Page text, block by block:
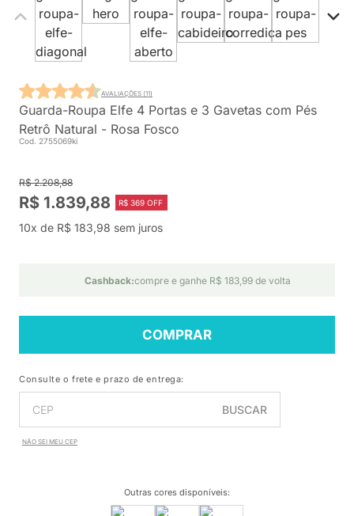
Guarda-Roupa Elfe 4 Portas e 3 Gavetas com Pés
Retrô Natural - Rosa Fosco
Cod. 2755069ki
AVALIAÇÕES (11)
R$ 2.208,88
R$ 1.839,88 R$ 369 OFF
10x de R$ 183,98 sem juros
Cashback:compre e ganhe R$ 183,99 de volta
COMPRAR
Consulte o frete e prazo de entrega:
BUSCAR
NÃO SEI MEU CEP
Outras cores disponíveis: